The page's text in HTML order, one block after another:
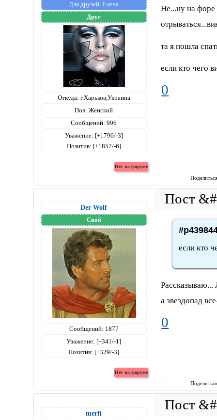
Для друзей: Елена
Друг
Откуда: г.Харьков,Украина
Пол: Женский
Сообщений: 996
Уважение: [+1796/-3]
Позитив: [+1857/-6]
Не...ну на форе
та я пошла
если кто чего
0
Der Wolf
Свой
Сообщений: 1877
Уважение: [+341/-1]
Позитив: [+329/-3]
если кто
а звездопад
0
merfi